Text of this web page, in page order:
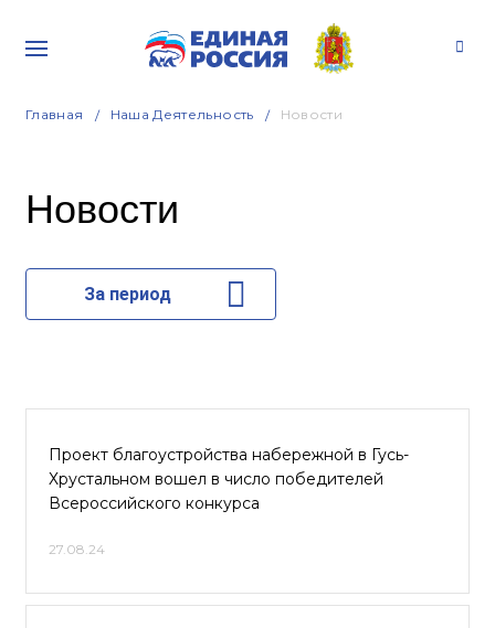
Главная Наша Деятельность Новости
Новости
За период
Проект благоустройства набережной в Гусь-
Хрустальном вошел в число победителей
Всероссийского конкурса
27.08.24